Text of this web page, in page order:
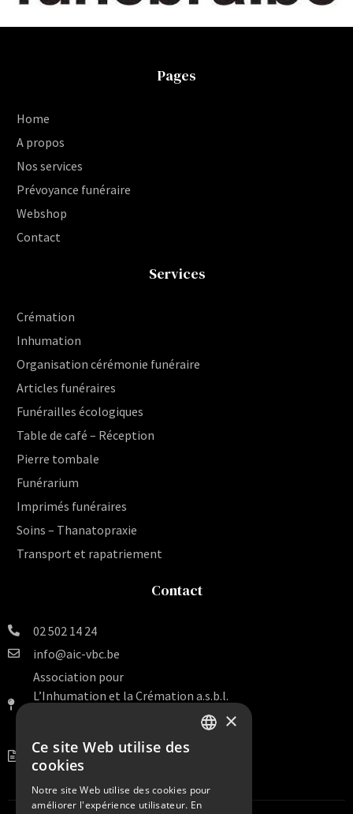
Pages
Home
A propos
Nos services
Prévoyance funéraire
Webshop
Contact
Services
Crémation
Inhumation
Organisation cérémonie funéraire
Articles funéraires
Funérailles écologiques
Table de café – Réception
Pierre tombale
Funérarium
Imprimés funéraires
Soins – Thanatopraxie
Transport et rapatriement
Contact
02 502 14 24
info@aic-vbc.be
Association pour
L’Inhumation et la Crémation a.s.b.l.
BE 0456.099.938
×
Ce site Web utilise des
cookies
Notre site Web utilise des cookies pour
améliorer l'expérience utilisateur. En